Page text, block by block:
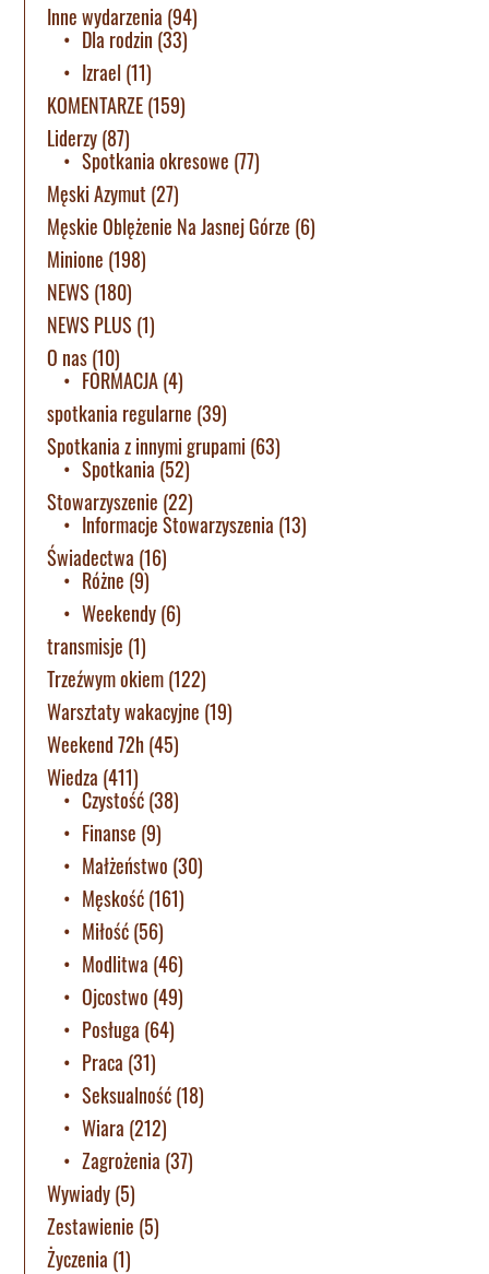
Inne wydarzenia (94)
Dla rodzin (33)
Izrael (11)
KOMENTARZE(159)
Liderzy(87)
Spotkania okresowe (77)
Męski Azymut (27)
Męskie Oblężenie Na Jasnej Górze (6)
Minione (198)
NEWS (180)
NEWS PLUS (1)
O nas(10)
FORMACJA(4)
spotkania regularne (39)
Spotkania z innymi grupami (63)
Spotkania (52)
Stowarzyszenie (22)
Informacje Stowarzyszenia (13)
Świadectwa (16)
Różne (9)
Weekendy(6)
transmisje (1)
Trzeźwym okiem(122)
Warsztaty wakacyjne (19)
Weekend 72h(45)
Wiedza (411)
Czystość(38)
Finanse (9)
Małżeństwo (30)
Męskość(161)
Miłość(56)
Modlitwa (46)
Ojcostwo (49)
Posługa (64)
Praca (31)
Seksualność(18)
Wiara (212)
Zagrożenia (37)
Wywiady(5)
Zestawienie (5)
Życzenia (1)